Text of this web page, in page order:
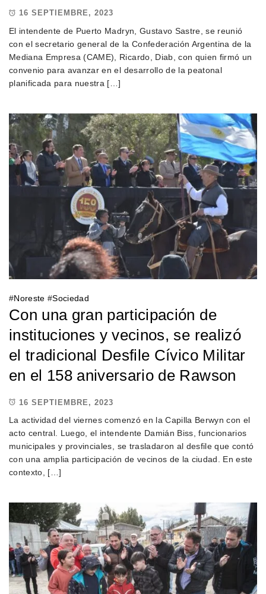
16 SEPTIEMBRE, 2023
El intendente de Puerto Madryn, Gustavo Sastre, se reunió
con el secretario general de la Confederación Argentina de la
Mediana Empresa (CAME), Ricardo, Diab, con quien firmó un
convenio para avanzar en el desarrollo de la peatonal
planificada para nuestra […]
#Noreste #Sociedad
Con una gran participación de
instituciones y vecinos, se realizó
el tradicional Desfile Cívico Militar
en el 158 aniversario de Rawson
16 SEPTIEMBRE, 2023
La actividad del viernes comenzó en la Capilla Berwyn con el
acto central. Luego, el intendente Damián Biss, funcionarios
municipales y provinciales, se trasladaron al desfile que contó
con una amplia participación de vecinos de la ciudad. En este
contexto, […]